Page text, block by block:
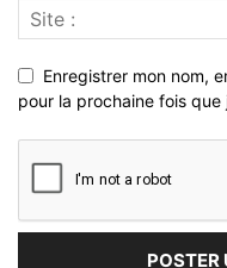
Enregistrer mon nom,
pour la prochaine fois que